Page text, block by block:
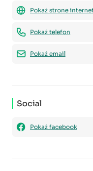
Pokaż strone
Pokaż telefon
Pokaż email
Social
Pokaż facebook